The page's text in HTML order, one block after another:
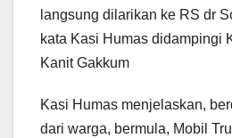
langsung dilarikan ke RS dr
kata Kasi Humas didampingi
Kanit Gakkum
Kasi Humas menjelaskan,
dari warga, bermula, Mobil